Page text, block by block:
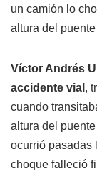
un camión lo
altura del
Víctor Andrés
accidente vial ,
cuando
altura del
ocurrió pasadas
choque falleció